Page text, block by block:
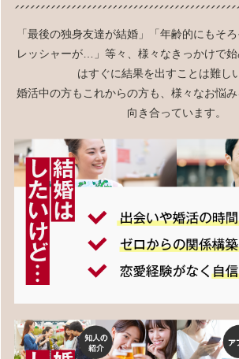
「最後の独身友達が結婚」「年齢的にもそ
レッシャーが…」等々、様々なきっかけで
はすぐに結果を出すことは難し
婚活中の方もこれからの方も、様々なお悩
向き合っています。